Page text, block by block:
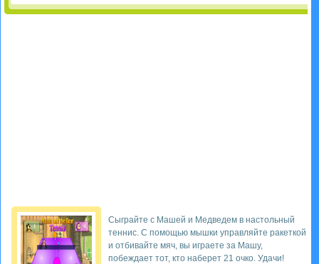
Сыграйте с Машей и Медведем в настольный
теннис. С помощью мышки управляйте ракеткой
и отбивайте мяч, вы играете за Машу,
побеждает тот, кто наберет 21 очко. Удачи!